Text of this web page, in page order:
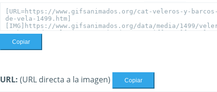
Copiar
URL: (URL directa a la imagen) Copiar